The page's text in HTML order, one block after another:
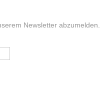
Newsletter abzumelden.